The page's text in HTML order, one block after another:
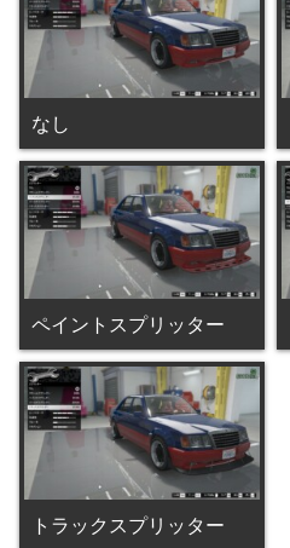
なし
ペイントスプリッター
トラックスプリッター